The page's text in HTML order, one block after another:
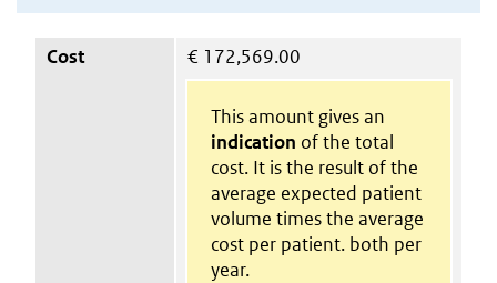
Cost € 172,569.00
This amount gives an
indication of the total
cost. It is the result of the
average expected patient
volume times the average
cost per patient. both per
year.